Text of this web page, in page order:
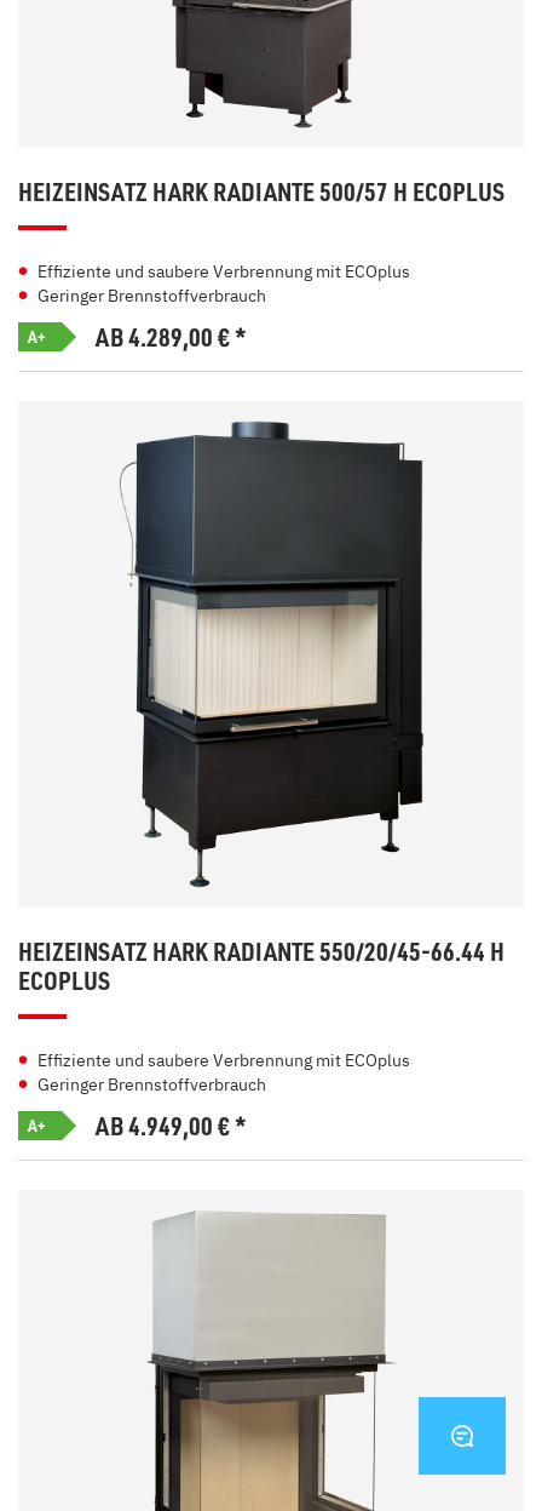
HEIZEINSATZ HARK RADIANTE 500/57 H ECOPLUS
Effiziente und saubere Verbrennung mit ECOplus
Geringer Brennstoffverbrauch
A+ AB 4.289,00€*
HEIZEINSATZ HARK RADIANTE 550/20/45-66.44 H
ECOPLUS
Effiziente und saubere Verbrennung mit ECOplus
Geringer Brennstoffverbrauch
A+ AB 4.949,00€*